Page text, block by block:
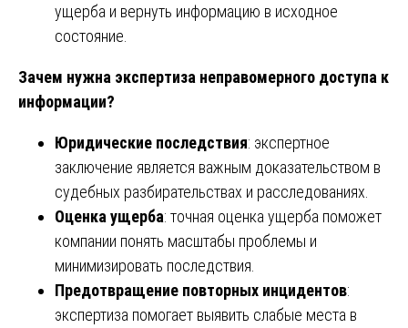
ущерба и вернуть информацию в исходное
состояние.
Зачем нужна экспертиза неправомерного доступа к
информации?
Юридические последствия: экспертное
заключение является важным доказательством в
судебных разбирательствах и расследованиях.
Оценка ущерба: точная оценка ущерба поможет
компании понять масштабы проблемы и
минимизировать последствия.
Предотвращение повторных инцидентов:
экспертиза помогает выявить слабые места в